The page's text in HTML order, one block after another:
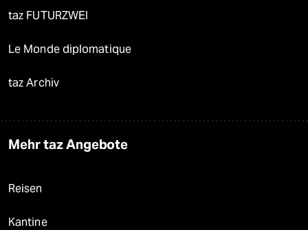
taz FUTURZWEI
Le Monde diplomatique
taz Archiv
Mehr taz Angebote
Reisen
Kantine